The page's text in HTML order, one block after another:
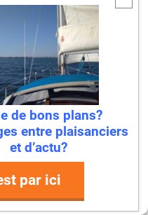
de navigation ou les ID
ou de retirer son
sur certaines fonctonnalités et
de vos données
bateaux
français
de bons plans?
entre plaisanciers
et d’actu?
par ici